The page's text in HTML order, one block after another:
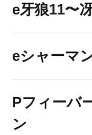
e牙狼11〜
eシャーマ
Pフィーバ
ン